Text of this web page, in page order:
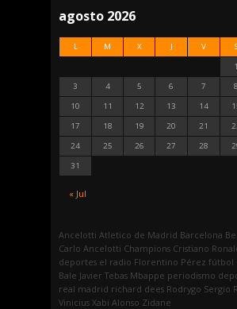
agosto 2026
L M X J V S
« Jul
1
3
4 5 6 7 8
10
11 12 13 14
17
18 19 20 21
24
25 26 27 28
31
Ancelotti Atletico de Madrid Barcelona
Carlo Ancelotti Champions Cristiano
deportes el radio Florentino Pérez fútbol
Bale Javier Tebas Mbappe periodismo
real madrid richard dees Rodrygo Sergio
Vinicius Xabi Alonso Zidane